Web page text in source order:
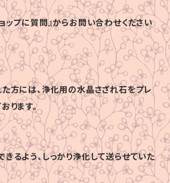
ップに質問』からお問い合わせください
方には、浄化用の水晶さざれ石をプレ
ります。
るよう、しっかり浄化して送らせていた